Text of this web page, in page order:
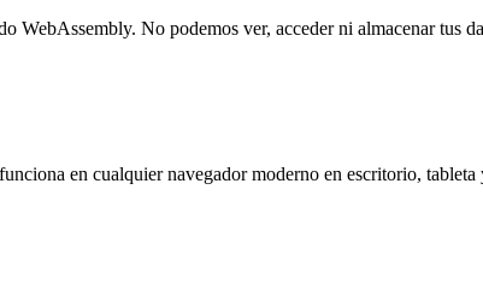
WebAssembly. No podemos ver, acceder ni almacenar tus
en cualquier navegador moderno en escritorio,